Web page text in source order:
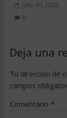
julio 30, 2026
0
Deja una
Tu dirección de
campos
Comentario *